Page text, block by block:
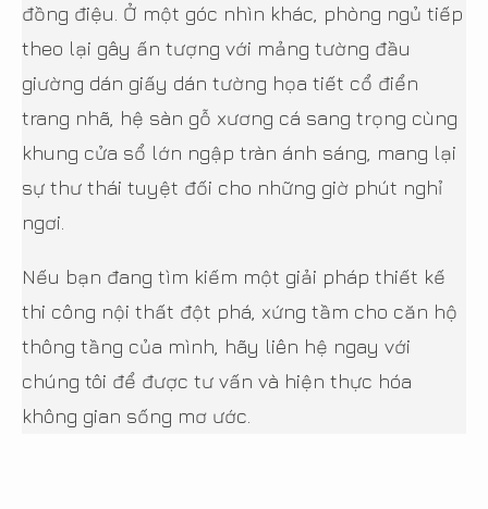
đồng điệu. Ở một góc nhìn khác, phòng ngủ tiếp
theo lại gây ấn tượng với mảng tường đầu
giường dán giấy dán tường họa tiết cổ điển
trang nhã, hệ sàn gỗ xương cá sang trọng cùng
khung cửa sổ lớn ngập tràn ánh sáng, mang lại
sự thư thái tuyệt đối cho những giờ phút nghỉ
ngơi.
Nếu bạn đang tìm kiếm một giải pháp thiết kế
thi công nội thất đột phá, xứng tầm cho căn hộ
thông tầng của mình, hãy liên hệ ngay với
chúng tôi để được tư vấn và hiện thực hóa
không gian sống mơ ước.